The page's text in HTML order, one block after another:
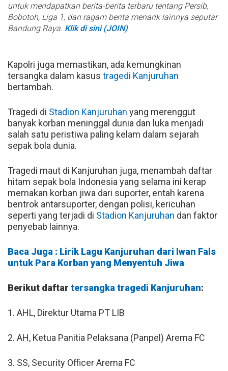
untuk mendapatkan berita-berita terbaru tentang Persib,
Bobotoh, Liga 1, dan ragam berita menarik lainnya seputar
Bandung Raya. Klik di sini (JOIN)
Kapolri juga memastikan, ada kemungkinan
tersangka dalam kasus tragedi Kanjuruhan
bertambah.
Tragedi di Stadion Kanjuruhan yang merenggut
banyak korban meninggal dunia dan luka menjadi
salah satu peristiwa paling kelam dalam sejarah
sepak bola dunia.
Tragedi maut di Kanjuruhan juga, menambah daftar
hitam sepak bola Indonesia yang selama ini kerap
memakan korban jiwa dari suporter, entah karena
bentrok antarsuporter, dengan polisi, kericuhan
seperti yang terjadi di Stadion Kanjuruhan dan faktor
penyebab lainnya.
Baca Juga : Lirik Lagu Kanjuruhan dari Iwan Fals
untuk Para Korban yang Menyentuh Jiwa
Berikut daftar tersangka tragedi Kanjuruhan:
1. AHL, Direktur Utama PT LIB
2. AH, Ketua Panitia Pelaksana (Panpel) Arema FC
3. SS, Security Officer Arema FC